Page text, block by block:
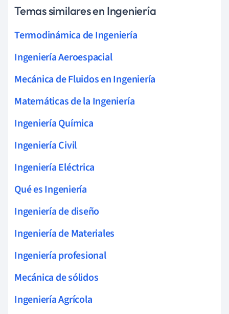
Temas similares en Ingeniería
Termodinámica de Ingeniería
Ingeniería Aeroespacial
Mecánica de Fluidos en Ingeniería
Matemáticas de la Ingeniería
Ingeniería Química
Ingeniería Civil
Ingeniería Eléctrica
Qué es Ingeniería
Ingeniería de diseño
Ingeniería de Materiales
Ingeniería profesional
Mecánica de sólidos
Ingeniería Agrícola